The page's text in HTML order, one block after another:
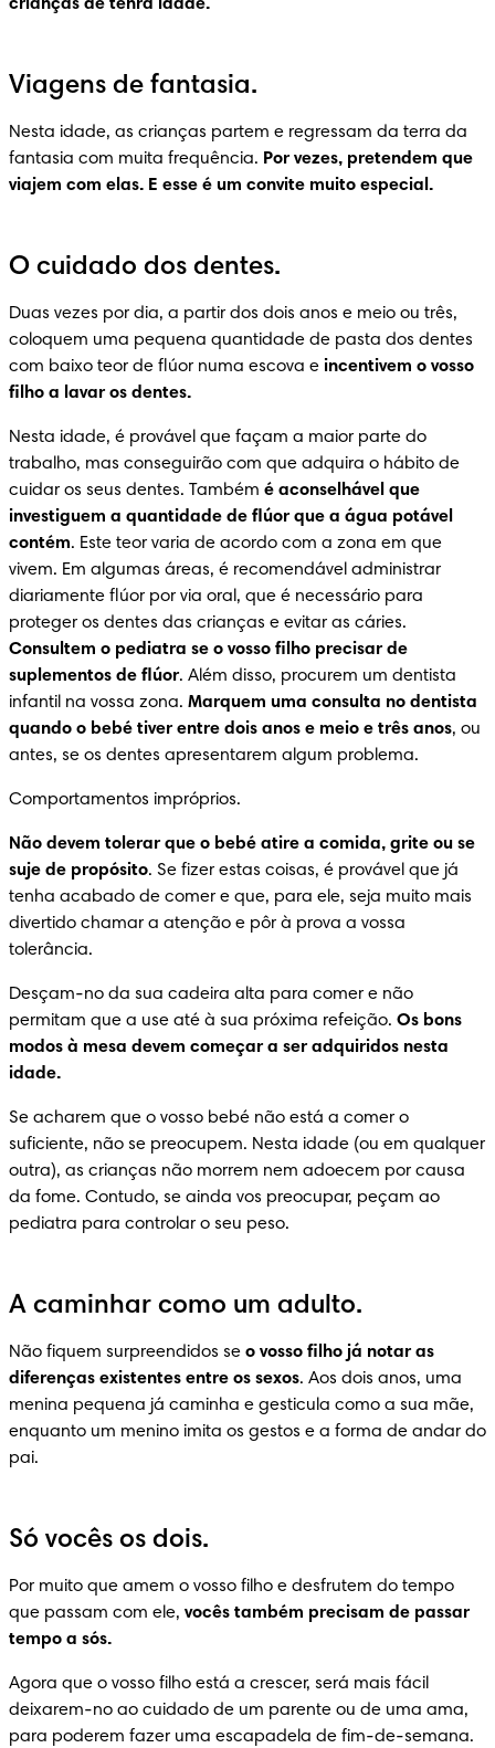
crianças de tenra idade.
Viagens de fantasia.
Nesta idade, as crianças partem e regressam da terra da
fantasia com muita frequência. Por vezes, pretendem que
viajem com elas. E esse é um convite muito especial.
O cuidado dos dentes.
Duas vezes por dia, a partir dos dois anos e meio ou três,
coloquem uma pequena quantidade de pasta dos dentes
com baixo teor de flúor numa escova e incentivem o vosso
filho a lavar os dentes.
Nesta idade, é provável que façam a maior parte do
trabalho, mas conseguirão com que adquira o hábito de
cuidar os seus dentes. Também é aconselhável que
investiguem a quantidade de flúor que a água potável
contém. Este teor varia de acordo com a zona em que
vivem. Em algumas áreas, é recomendável administrar
diariamente flúor por via oral, que é necessário para
Consultem o pediatra se o vosso filho precisar de
suplementos de flúor. Além disso, procurem um dentista
infantil na vossa zona. Marquem uma consulta no dentista
quando o bebé tiver entre dois anos e meio e três anos, ou
antes, se os dentes apresentarem algum problema.
Comportamentos impróprios.
Não devem tolerar que o bebé atire a comida, grite ou se
suje de propósito. Se fizer estas coisas, é provável que já
tenha acabado de comer e que, para ele, seja muito mais
divertido chamar a atenção e pôr à prova a vossa
tolerância.
Desçam-no da sua cadeira alta para comer e não
permitam que a use até à sua próxima refeição. Os bons
modos à mesa devem começar a ser adquiridos nesta
idade.
Se acharem que o vosso bebé não está a comer o
suficiente, não se preocupem. Nesta idade (ou em qualquer
outra), as crianças não morrem nem adoecem por causa
da fome. Contudo, se ainda vos preocupar, peçam ao
pediatra para controlar o seu peso.
A caminhar como um adulto.
Não fiquem surpreendidos se o vosso filho já notar as
diferenças existentes entre os sexos. Aos dois anos, uma
menina pequena já caminha e gesticula como a sua mãe,
enquanto um menino imita os gestos e a forma de andar do
pai.
Só vocês os dois.
Por muito que amem o vosso filho e desfrutem do tempo
que passam com ele, vocês também precisam de passar
tempo a sós.
Agora que o vosso filho está a crescer, será mais fácil
deixarem-no ao cuidado de um parente ou de uma ama,
para poderem fazer uma escapadela de fim-de-semana.